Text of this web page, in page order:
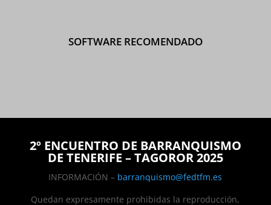
SOFTWARE RECOMENDADO
2º ENCUENTRO DE BARRANQUISMO
DE TENERIFE – TAGOROR 2025
INFORMACIÓN – barranquismo@fedtfm.es
Quedan expresamente prohibidas la reproducción,